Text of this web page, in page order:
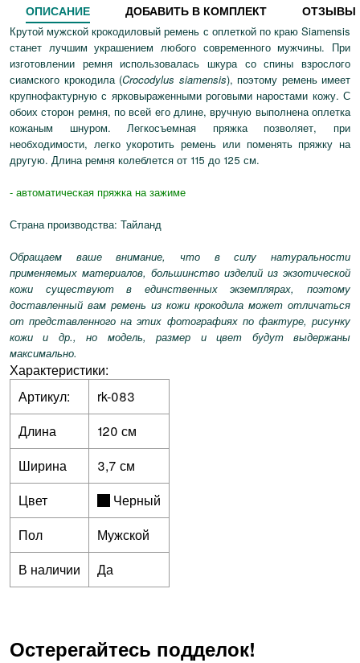
ОПИСАНИЕ ДОБАВИТЬ В КОМПЛЕКТ ОТЗЫВЫ
Крутой мужской крокодиловый ремень с оплеткой по краю Siamensis
станет лучшим украшением любого современного мужчины. При
изготовлении ремня использовалась шкура со спины взрослого
сиамского крокодила (Crocodylus siamensis), поэтому ремень имеет
крупнофактурную с ярковыраженными роговыми наростами кожу. С
обоих сторон ремня, по всей его длине, вручную выполнена оплетка
кожаным шнуром. Легкосъемная пряжка позволяет, при
необходимости, легко укоротить ремень или поменять пряжку на
другую. Длина ремня колеблется от 115 до 125 см.
- автоматическая пряжка на зажиме
Страна производства: Тайланд
Обращаем ваше внимание, что в силу натуральности
применяемых материалов, большинство изделий из экзотической
кожи существуют в единственных экземплярах, поэтому
доставленный вам ремень из кожи крокодила может отличаться
от представленного на этих фотографиях по фактуре, рисунку
кожи и др., но модель, размер и цвет будут выдержаны
максимально.
Характеристики:
Артикул:
rk-083
Длина
120 см
Ширина
3,7 см
Цвет
Черный
Пол
Мужской
В наличии
Да
Остерегайтесь подделок!